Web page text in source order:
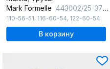
Mark Formelle 443002/25-37066ПП-0 черный_ч_б_клетка_3_сл_на_пол
110-56-51, 116-60-54, 122-60-54
В корзину